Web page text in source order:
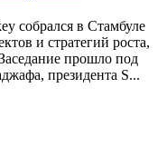
собрался в Стамбуле
и стратегий роста,
прошло под
президента S...